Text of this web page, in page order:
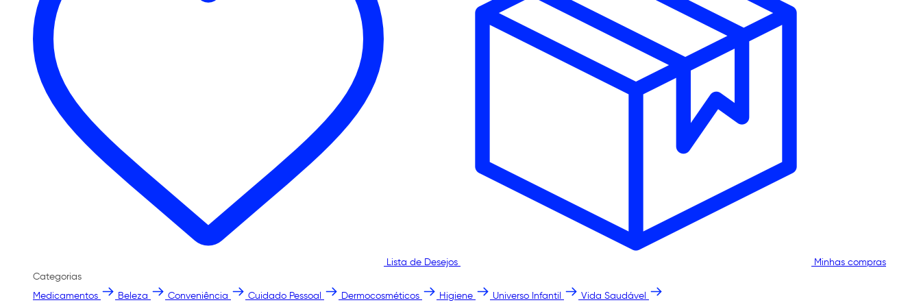
Lista de Desejos
Minhas compras
Categorias
Medicamentos
Beleza Conveniência Cuidado Pessoal Dermocosméticos Higiene Universo Infantil Vida Saudável